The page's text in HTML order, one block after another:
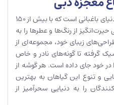
باغ معجزه دبی یکی از شگفتی‌های دنیای باغبانی است که با بیش از 150
از رنگ‌ها و عطرها را به
زیبای خود، مجموعه‌ای از
گرفته تا گونه‌های نادر و خاص
در خود جای داده است. هر گوشه از
و تنوع این گیاهان به بهترین
را به دنیایی سحرآمیز از